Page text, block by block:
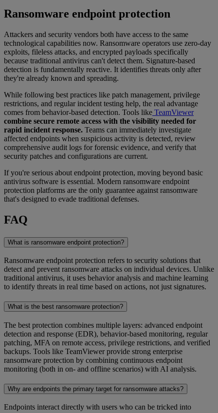
Ransomware endpoint protection
Attackers and security vendors both have access to the same
technological capabilities now. Ransomware operators use zero-day
exploits, fileless attacks, and encrypted payloads specifically
because traditional antivirus can't detect them. Signature-based
detection is fundamentally reactive. It identifies threats only after
they're already known and spreading.
While following best practices like patch management, privilege
restrictions, and regular incident testing help, the real advantage
comes from behavior-based detection. Tools like TeamViewer
combine secure remote access with the visibility needed for
rapid incident response. Teams can immediately investigate
affected endpoints when suspicious activity is detected, review
comprehensive audit logs for forensic evidence, and verify that
security patches and configurations are current.
If you're serious about endpoint protection, moving beyond basic
antivirus software is essential. Modern ransomware endpoint
protection platforms are the only guarantee against ransomware
that's designed to evade traditional defenses.
FAQ
What is ransomware endpoint protection?
Ransomware endpoint protection refers to security solutions that
detect and prevent ransomware attacks on individual devices. Unlike
traditional antivirus, it uses behavior analysis and machine learning
to identify threats in real time based on actions, not just signatures.
What is the best ransomware protection?
The best protection combines multiple layers: advanced endpoint
detection and response (EDR), behavior-based monitoring, regular
patching, MFA on remote access, privilege restrictions, and verified
backups. Tools like TeamViewer provide strong enterprise
ransomware protection by combining continuous endpoint
monitoring (both in on- and offline scenarios) with AI analysis.
Why are endpoints the primary target for ransomware attacks?
Endpoints interact directly with users who can be tricked into